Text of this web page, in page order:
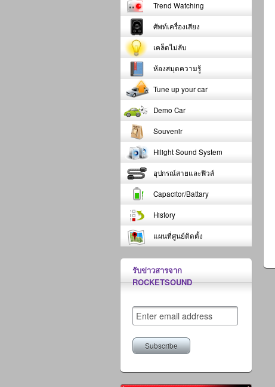
Trend Watching
ศัพท์เครื่องเสียง
เคล็ดไม่ลับ
ห้องสมุดความรู้
Tune up your car
Demo Car
Souvenir
Hilight Sound System
อุปกรณ์สายและฟิวส์
Capacitor/Battary
History
แผนที่ศูนย์ติดตั้ง
รับข่าวสารจาก
ROCKETSOUND